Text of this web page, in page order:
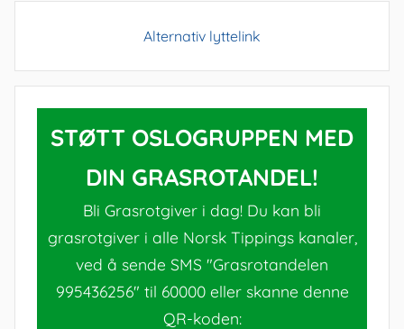
Alternativ lyttelink
STØTT OSLOGRUPPEN MED
DIN GRASROTANDEL!
Bli Grasrotgiver i dag! Du kan bli
grasrotgiver i alle Norsk Tippings kanaler,
ved å sende SMS "Grasrotandelen
995436256" til 60000 eller skanne denne
QR-koden: